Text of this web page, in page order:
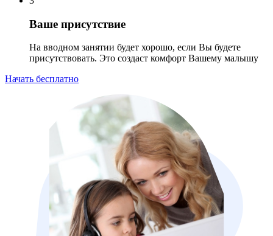
Ваше присутствие
На вводном занятии будет хорошо, если Вы будете
присутствовать. Это создаст комфорт Вашему малышу
Начать бесплатно